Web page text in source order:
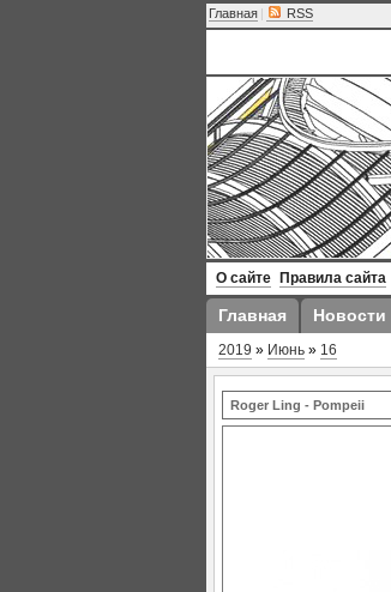
Главная | RSS
О сайте Правила сайта
Главная Новости
2019 » Июнь » 16
Roger Ling - Pompeii